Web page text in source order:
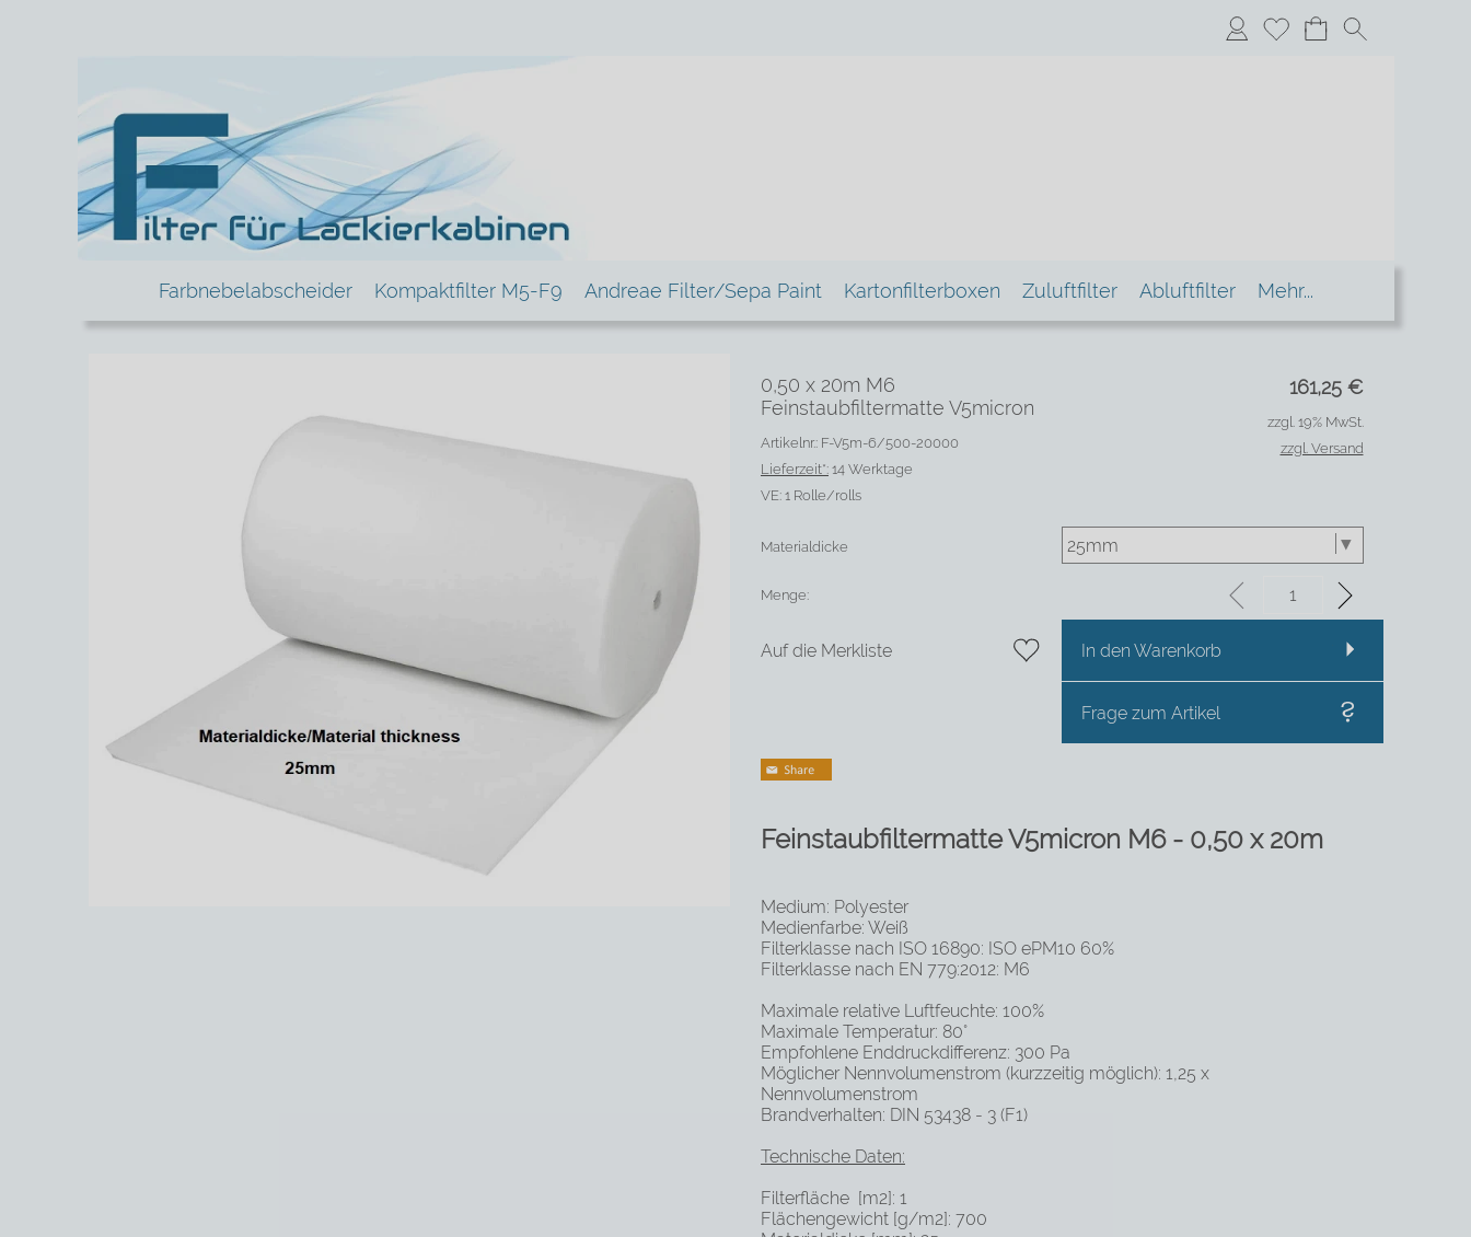
Farbnebelabscheider Kompaktfilter M5-F9 Andreae Filter/Sepa Paint Kartonfilterboxen Zuluftfilter Abluftfilter Mehr...
161,25€
0,50 x 20m M6
Feinstaubfiltermatte V5micron
Artikelnr.: F-V5m-6/500-20000
Lieferzeit*: 14 Werktage
VE: 1 Rolle/rolls
zzgl. 19% MwSt.
zzgl. Versand
Materialdicke
Menge:
Auf die Merkliste In den Warenkorb
Frage zum Artikel
Feinstaubfiltermatte V5micron M6 - 0,50 x 20m
Medium: Polyester
Medienfarbe: Weiß
Filterklasse nach ISO 16890: ISO ePM10 60%
Filterklasse nach EN 779:2012: M6
Maximale relative Luftfeuchte: 100%
Maximale Temperatur: 80°
Empfohlene Enddruckdifferenz: 300 Pa
Möglicher Nennvolumenstrom (kurzzeitig möglich): 1,25 x
Nennvolumenstrom
Brandverhalten: DIN 53438 - 3 (F1)
Technische Daten:
Filterfläche [m2]: 1
Flächengewicht [g/m2]: 700